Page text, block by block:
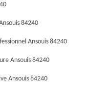
84240
Ansouis 84240
Ansouis 84240
Ansouis 84240